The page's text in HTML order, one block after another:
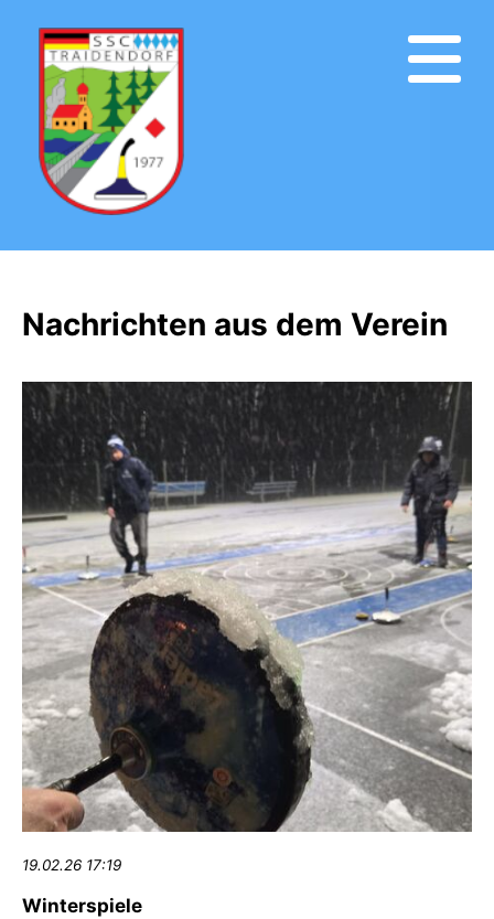
Nachrichten aus dem Verein
19.02.26 17:19
Winterspiele